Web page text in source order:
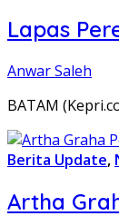
Lapas
Anwar Saleh
BATAM
Berita Update,
Artha